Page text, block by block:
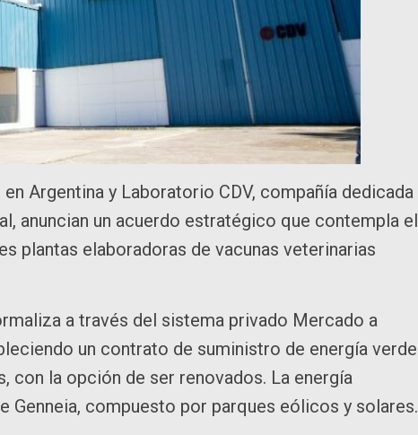
Argentina y Laboratorio CDV, compañía dedicada
anuncian un acuerdo estratégico que contempla el
plantas elaboradoras de vacunas veterinarias
a través del sistema privado Mercado a
un contrato de suministro de energía verde
con la opción de ser renovados. La energía
Genneia, compuesto por parques eólicos y solares.